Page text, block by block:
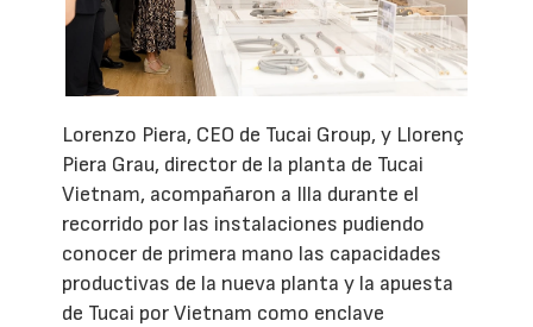
Lorenzo Piera, CEO de Tucai Group, y Llorenç
Piera Grau, director de la planta de Tucai
Vietnam, acompañaron a Illa durante el
recorrido por las instalaciones pudiendo
conocer de primera mano las capacidades
productivas de la nueva planta y la apuesta
de Tucai por Vietnam como enclave